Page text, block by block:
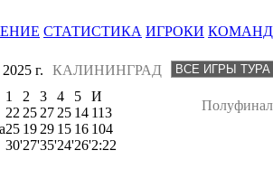
СТАТИСТИКА ИГРОКИ
КАЛИНИНГРАД
г.
1 2 3 4 5
И
22 25 27 25 14 113
25 19 29 15 16 104
30'27'35'24'26'2:22